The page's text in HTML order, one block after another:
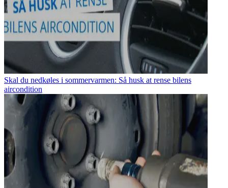
Skal du nedkøles i sommervarmen: Så husk at rense bilens
aircondition